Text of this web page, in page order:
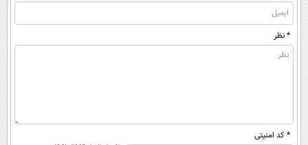
* نظر
* کد امنیتی